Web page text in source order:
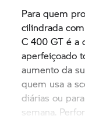
Para quem
cilindrada
C 400 GT é a
aperfeiçoado
aumento da
quem usa a
diárias ou
semana.